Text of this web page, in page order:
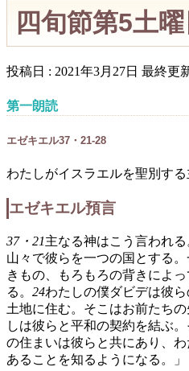
四旬節第5土
投稿日 : 2021年3月27日 最終更
第一朗読
エゼキエル37・21-28
わたしがイスラエルを聖別す
エゼキエル預言
37・21主なる神はこう言われ
山々で彼らを一つの国とする
きもの、もろもろの背きによ
る。 24わたしの僕ダビデは彼
土地に住む。そこはお前たち
しは彼らと平和の契約を結ぶ
の住まいは彼らと共にあり、
あることを知るようになる。」